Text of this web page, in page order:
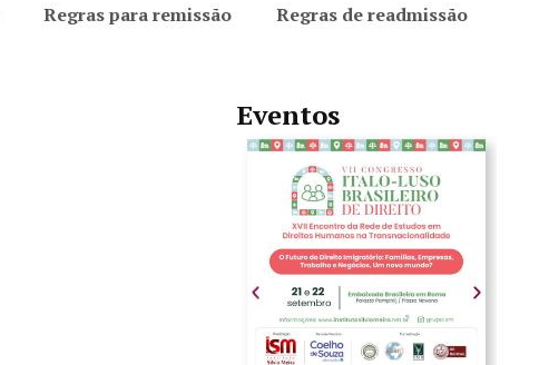
Regras para remissão Regras de readmissão
Eventos